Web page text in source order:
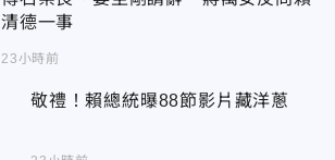
清德一事
23小時前
敬禮！賴總統曝88節影片藏洋蔥